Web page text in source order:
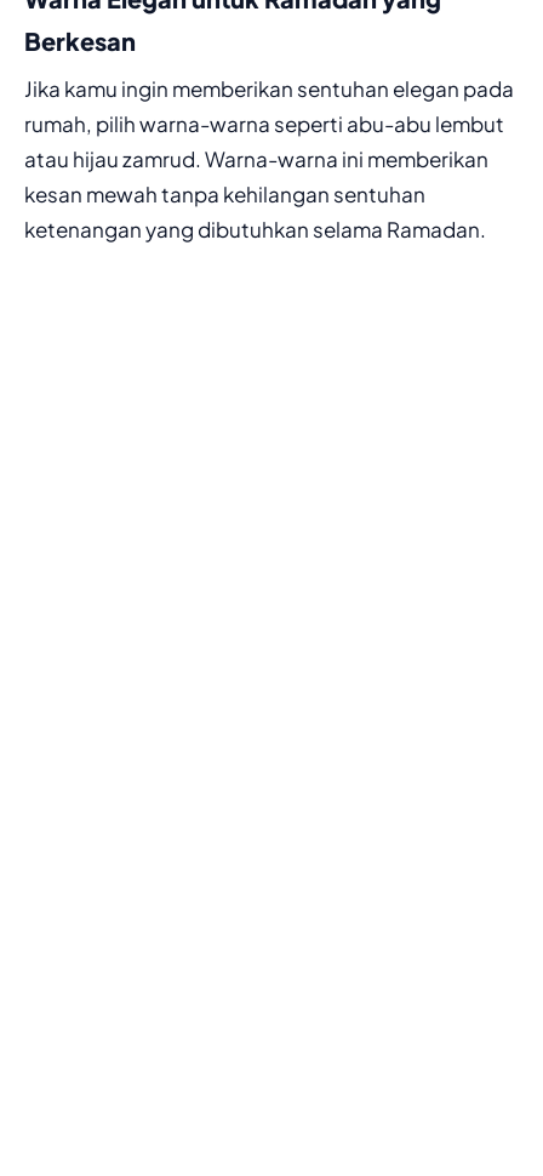
Berkesan
Jika kamu ingin memberikan sentuhan elegan pada
rumah, pilih warna-warna seperti abu-abu lembut
atau hijau zamrud. Warna-warna ini memberikan
kesan mewah tanpa kehilangan sentuhan
ketenangan yang dibutuhkan selama Ramadan.